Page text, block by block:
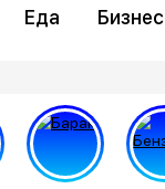
Еда Бизнес